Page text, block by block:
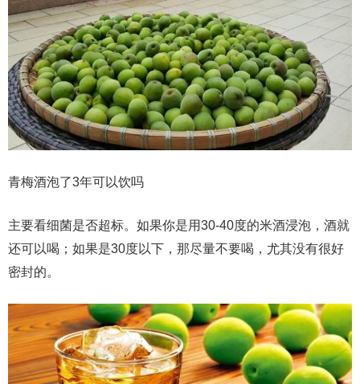
青梅酒泡了3年可以饮吗
主要看细菌是否超标。如果你是用30-40度的米酒浸泡，酒就
还可以喝；如果是30度以下，那尽量不要喝，尤其没有很好
密封的。